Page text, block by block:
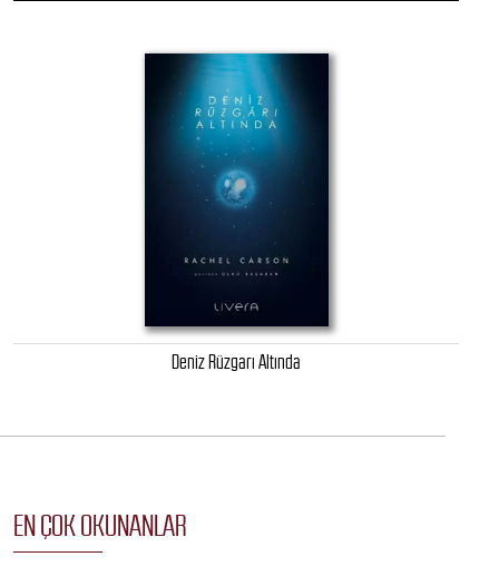
Deniz Rüzgarı Altında
EN ÇOK OKUNANLAR